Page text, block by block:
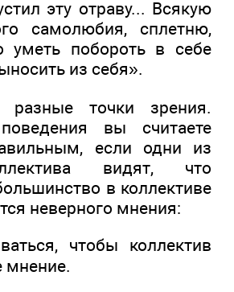
эту отраву... Всякую
самолюбия, сплетню,
уметь побороть в себе
из себя».
разные точки зрения.
вы считаете
если одни из
видят, что
в коллективе
неверного мнения:
чтобы коллектив
мнение.